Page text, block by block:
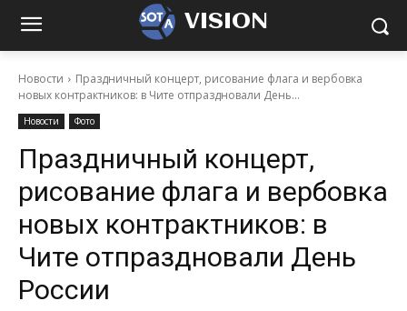
VISION
Новости
Праздничный концерт, рисование флага и вербовка
новых контрактников: в Чите отпраздновали День...
Новости Фото
Праздничный концерт,
рисование флага и вербовка
новых контрактников: в
Чите отпраздновали День
России